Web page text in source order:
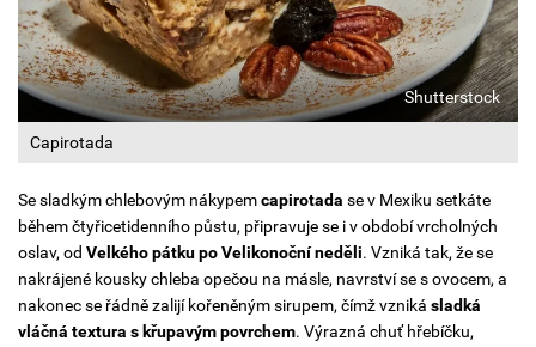
Capirotada
Shutterstock
Se sladkým chlebovým nákypemcapirotada se v Mexiku setkáte
během čtyřicetidenního půstu, připravuje se i v období vrcholných
oslav, od Velkého pátku po Velikonoční neděli. Vzniká tak, že se
nakrájené kousky chleba opečou na másle, navrství se s ovocem, a
nakonec se řádně zalijí kořeněným sirupem, čímž vzniká sladká
vláčná textura s křupavým povrchem. Výrazná chuť hřebíčku,